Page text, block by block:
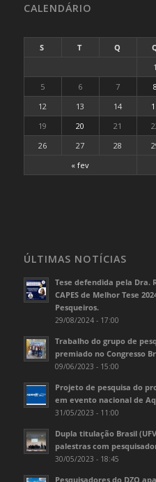
CALENDÁRIO
S T Q
« fev
1
5
6 7 8
12
13 14
19
20 21
26
27 28
ÚLTIMAS NOTÍCIAS
Tese defendida pela Dra.
CAPES de Melhor Tese
Pesqueiros.
29/08/2024 - 17:00
Trabalho do grupo de
premiado no Congresso
09/06/2023 - 15:00
Projeto de pesquisa do
em evento nacional de
31/05/2023 - 11:00
Dupla titulação Brasil
palestras com
30/05/2023 - 18:45
Pesquisadores do DZO